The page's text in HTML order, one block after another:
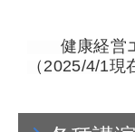
健康経営エ
（2025/4/1現